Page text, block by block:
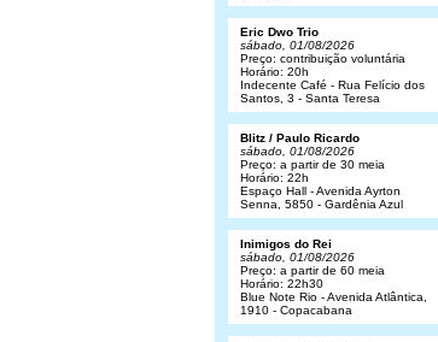
Eric Dwo Trio
sábado, 01/08/2026
Preço: contribuição voluntária
Horário: 20h
Indecente Café - Rua Felício dos
Santos, 3 - Santa Teresa
Blitz / Paulo Ricardo
sábado, 01/08/2026
Preço: a partir de 30 meia
Horário: 22h
Espaço Hall - Avenida Ayrton
Senna, 5850 - Gardênia Azul
Inimigos do Rei
sábado, 01/08/2026
Preço: a partir de 60 meia
Horário: 22h30
Blue Note Rio - Avenida Atlântica,
1910 - Copacabana